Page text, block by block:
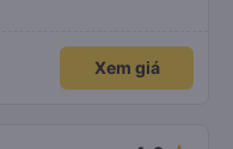
Xem giá